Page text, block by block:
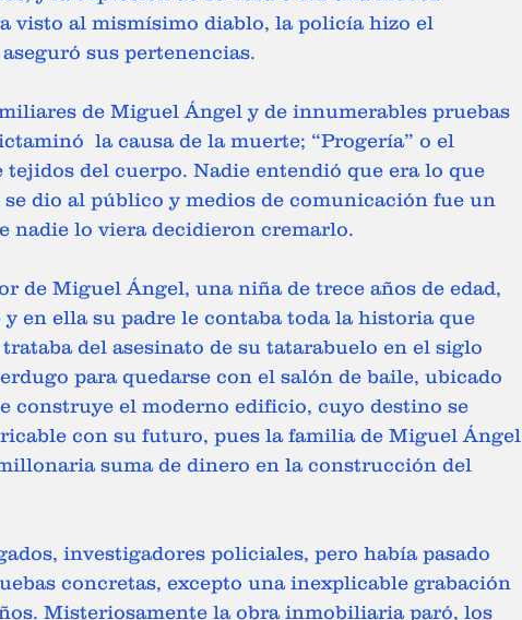
visto al mismísimo diablo, la policía hizo el
sus pertenencias.
de Miguel Ángel y de innumerables pruebas
la causa de la muerte; “Progería” o el
del cuerpo. Nadie entendió que era lo que
se dio al público y medios de comunicación fue un
nadie lo viera decidieron cremarlo.
de Miguel Ángel, una niña de trece años de edad,
en ella su padre le contaba toda la historia que
del asesinato de su tatarabuelo en el siglo
para quedarse con el salón de baile, ubicado
construye el moderno edificio, cuyo destino se
con su futuro, pues la familia de Miguel
suma de dinero en la construcción del
investigadores policiales, pero había pasado
concretas, excepto una inexplicable grabación
Misteriosamente la obra inmobiliaria paró, los